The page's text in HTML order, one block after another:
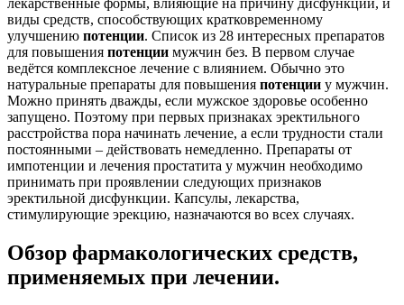
лекарственные формы, влияющие на причину дисфункции, и
виды средств, способствующих кратковременному
улучшению потенции. Список из 28 интересных препаратов
для повышения потенции мужчин без. В первом случае
ведётся комплексное лечение с влиянием. Обычно это
натуральные препараты для повышения потенции у мужчин.
Можно принять дважды, если мужское здоровье особенно
запущено. Поэтому при первых признаках эректильного
расстройства пора начинать лечение, а если трудности стали
постоянными – действовать немедленно. Препараты от
импотенции и лечения простатита у мужчин необходимо
принимать при проявлении следующих признаков
эректильной дисфункции. Капсулы, лекарства,
стимулирующие эрекцию, назначаются во всех случаях.
Обзор фармакологических средств,
применяемых при лечении.